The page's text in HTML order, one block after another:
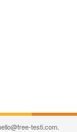
testi.com.